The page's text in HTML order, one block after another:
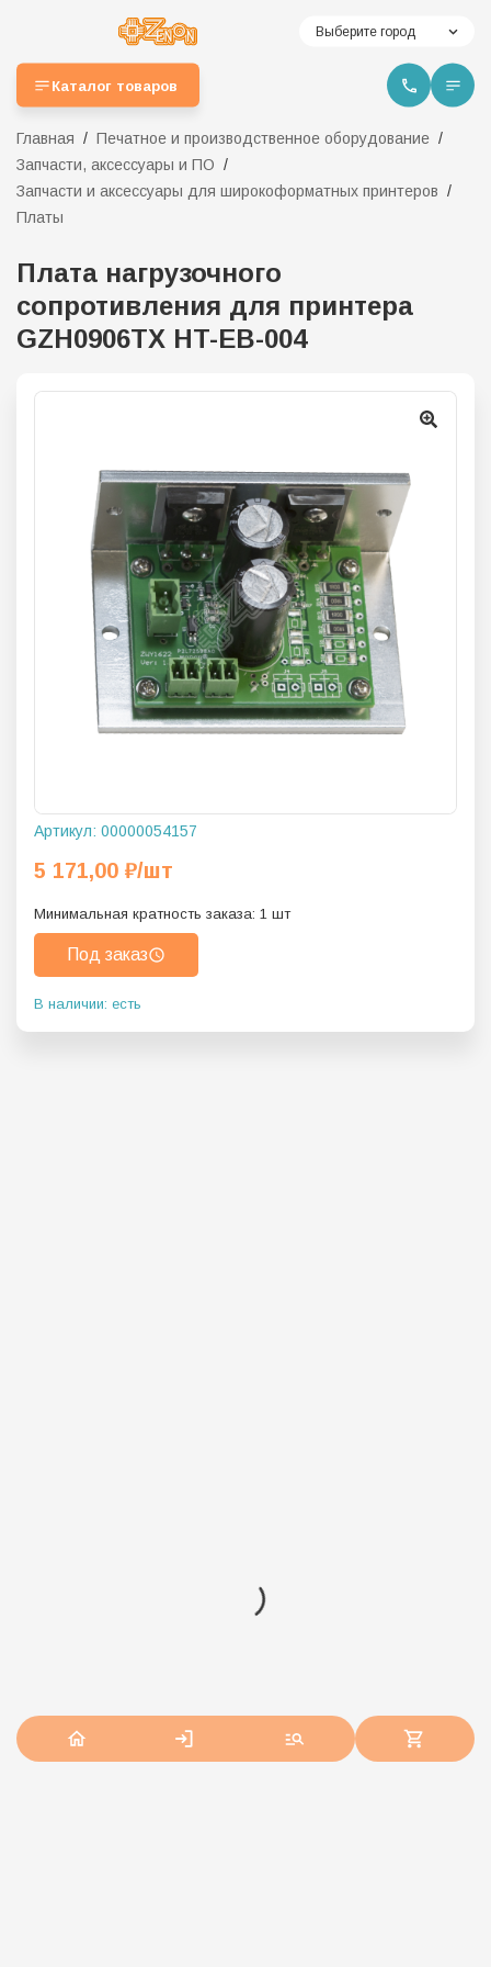
Выберите город
Каталог товаров
Главная
Печатное и производственное оборудование
Запчасти, аксессуары и ПО
Запчасти и аксессуары для широкоформатных принтеров
Платы
Плата нагрузочного
сопротивления для принтера
GZH0906TX HT-EB-004
Артикул: 00000054157
5 171,00 ₽/шт
Минимальная кратность заказа: 1 шт
Под заказ
В наличии: есть